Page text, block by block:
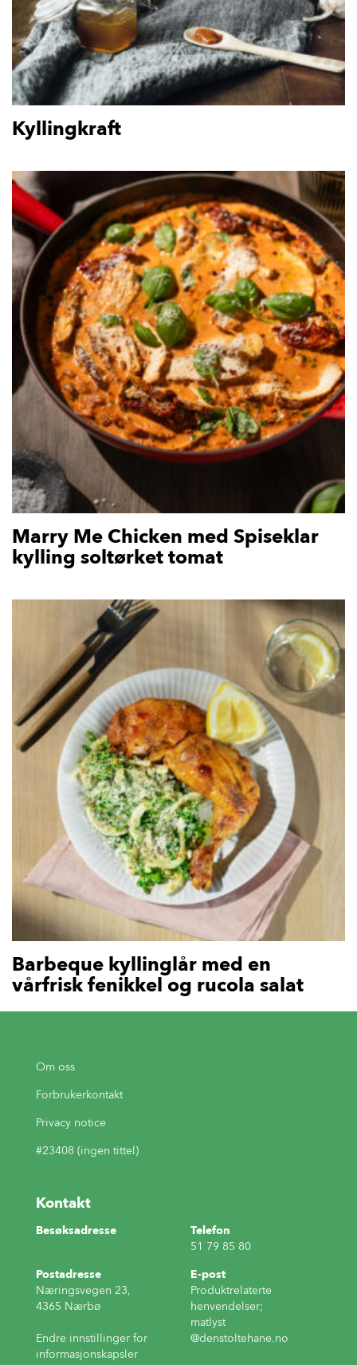
Kyllingkraft
Marry Me Chicken med Spiseklar
kylling soltørket tomat
Barbeque kyllinglår med en
vårfrisk fenikkel og rucola salat
Om oss
Forbrukerkontakt
Privacy notice
#23408 (ingen tittel)
Kontakt
Besøksadresse
Telefon
51 79 85 80
Postadresse
Næringsvegen 23,
4365 Nærbø
Endre innstillinger for
informasjonskapsler
E-post
Produktrelaterte
henvendelser;
matlyst
@denstoltehane.no